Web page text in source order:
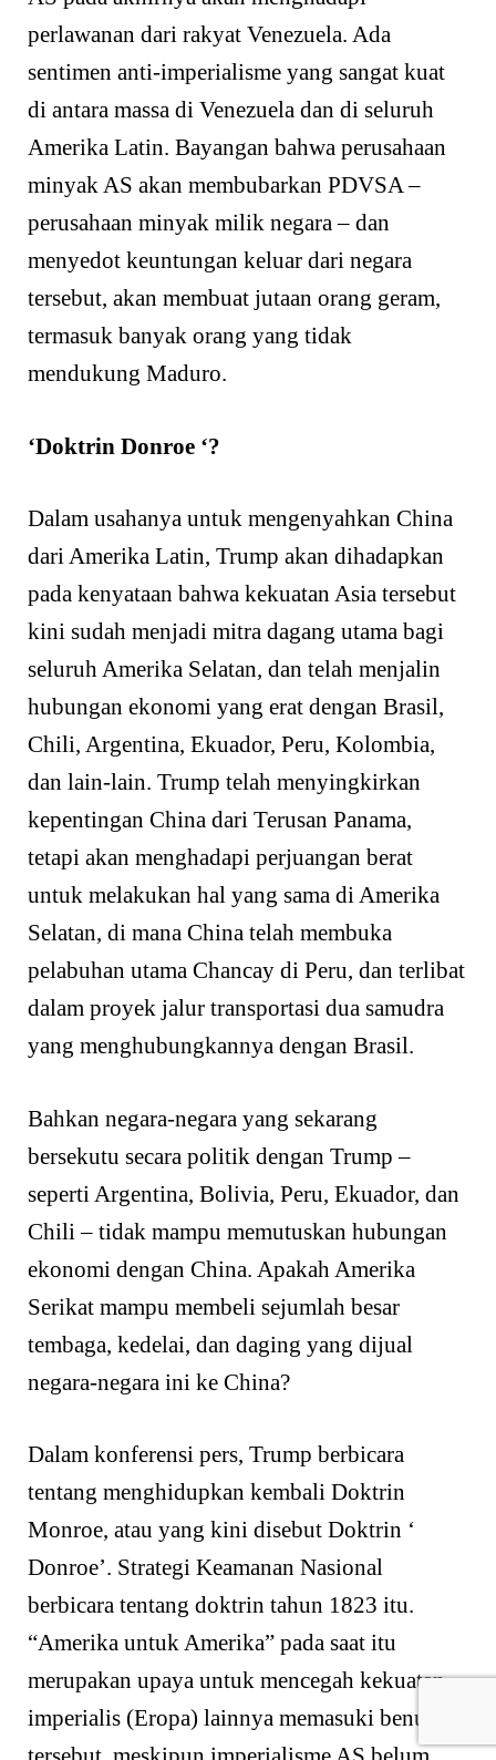
perlawanan dari rakyat Venezuela. Ada
sentimen anti-imperialisme yang sangat kuat
di antara massa di Venezuela dan di seluruh
Amerika Latin. Bayangan bahwa perusahaan
minyak AS akan membubarkan PDVSA –
perusahaan minyak milik negara – dan
menyedot keuntungan keluar dari negara
tersebut, akan membuat jutaan orang geram,
termasuk banyak orang yang tidak
mendukung Maduro.
‘Doktrin Donroe ‘?
Dalam usahanya untuk mengenyahkan China
dari Amerika Latin, Trump akan dihadapkan
pada kenyataan bahwa kekuatan Asia tersebut
kini sudah menjadi mitra dagang utama bagi
seluruh Amerika Selatan, dan telah menjalin
hubungan ekonomi yang erat dengan Brasil,
Chili, Argentina, Ekuador, Peru, Kolombia,
dan lain-lain. Trump telah menyingkirkan
kepentingan China dari Terusan Panama,
tetapi akan menghadapi perjuangan berat
untuk melakukan hal yang sama di Amerika
Selatan, di mana China telah membuka
pelabuhan utama Chancay di Peru, dan terlibat
dalam proyek jalur transportasi dua samudra
yang menghubungkannya dengan Brasil.
Bahkan negara-negara yang sekarang
bersekutu secara politik dengan Trump –
seperti Argentina, Bolivia, Peru, Ekuador, dan
Chili – tidak mampu memutuskan hubungan
ekonomi dengan China. Apakah Amerika
Serikat mampu membeli sejumlah besar
tembaga, kedelai, dan daging yang dijual
negara-negara ini ke China?
Dalam konferensi pers, Trump berbicara
tentang menghidupkan kembali Doktrin
Monroe, atau yang kini disebut Doktrin ‘
Donroe’. Strategi Keamanan Nasional
berbicara tentang doktrin tahun 1823 itu.
“Amerika untuk Amerika” pada saat itu
merupakan upaya untuk mencegah kekuatan
imperialis (Eropa) lainnya memasuki benua